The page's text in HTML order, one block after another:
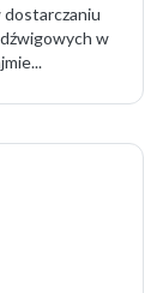
dostarczaniu
w